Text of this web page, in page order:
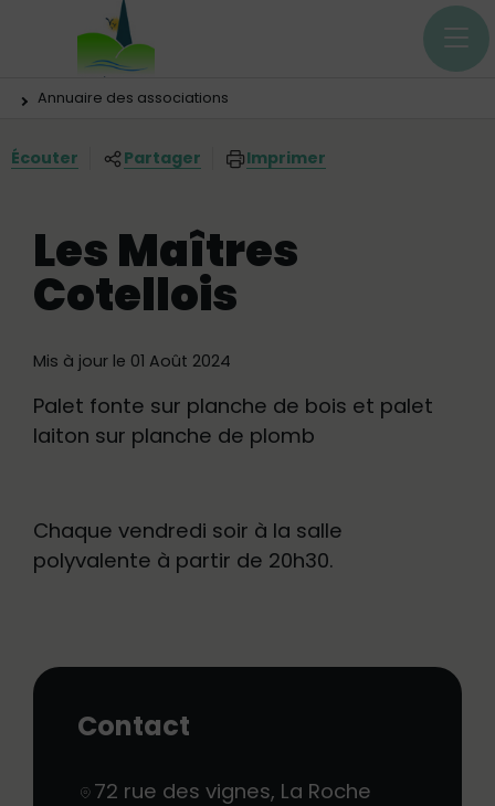
Panneau de gestion des cookies
Menu principal
Vous êtes ici:
Annuaire des associations
Écouter Partager Imprimer
Les Maîtres
Cotellois
Mis à jour le 01 Août 2024
Palet fonte sur planche de bois et palet
laiton sur planche de plomb
Chaque vendredi soir à la salle
polyvalente à partir de 20h30.
Contact
72 rue des vignes, La Roche